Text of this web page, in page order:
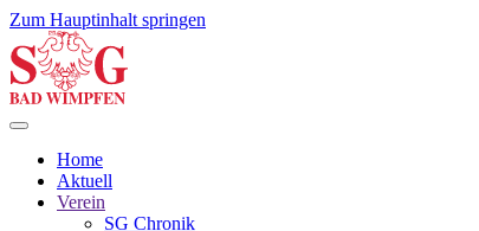
Zum Hauptinhalt springen
Home
Aktuell
Verein
SG Chronik